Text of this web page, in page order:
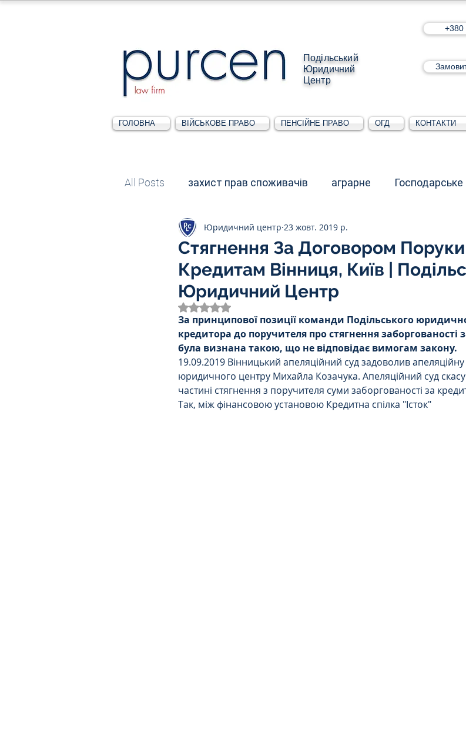
Подільський
Юридичний
Центр
+380
ГОЛОВНА ВІЙСЬКОВЕ ПРАВО ПЕНСІЙНЕ ПРАВО ОГД КОНТАКТИ
All Posts захист прав споживачів аграрне Господарське
Податкове Адміністративне Для юридичних осіб
Трудове Земельне Інтелектуальна власність
Спортивне право Корупційне Адміністративі
Поліцейському Житлове Призовнику
Стягнення За Договором
Кредитам Вінниця, Київ |
Юридичний Центр
Юридичний центр 23 жовт. 2019 р.
Оцінка: NaN з 5 зірок.
За принципової позиції команди Подільського
кредитора до поручителя про стягнення
була визнана такою, що не відповідає вимогам закону.
19.09.2019 Вінницький апеляційний суд задоволив
юридичного центру Михайла Козачука. Апеляційний суд
частині стягнення з поручителя суми заборгованості за
Так, між фінансовою установою Кредитна спілка "Істок"